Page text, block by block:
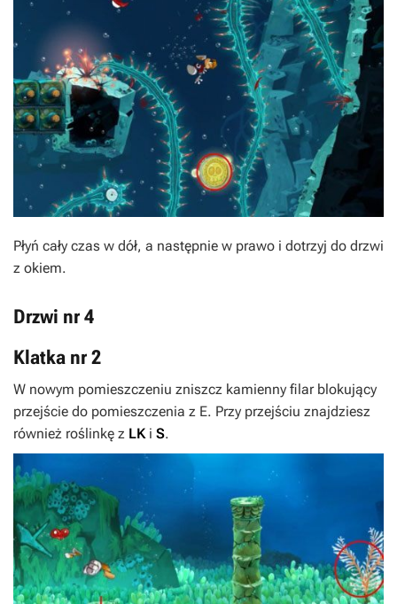
Płyń cały czas w dół, a następnie w prawo i dotrzyj do drzwi
z okiem.
Drzwi nr 4
Klatka nr 2
W nowym pomieszczeniu zniszcz kamienny filar blokujący
przejście do pomieszczenia z E. Przy przejściu znajdziesz
również roślinkę z LKi S.